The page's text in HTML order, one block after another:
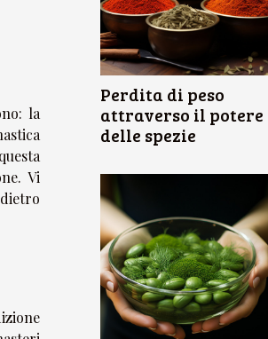
la
Vi
Perdita di peso
attraverso il potere
delle spezie